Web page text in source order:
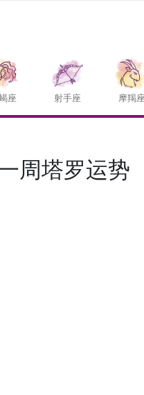
座 射手座 摩羯
周塔罗运势